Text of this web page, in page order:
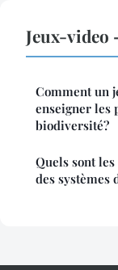
Jeux-video
Comment un
enseigner les
biodiversité?
Quels sont
des systèmes